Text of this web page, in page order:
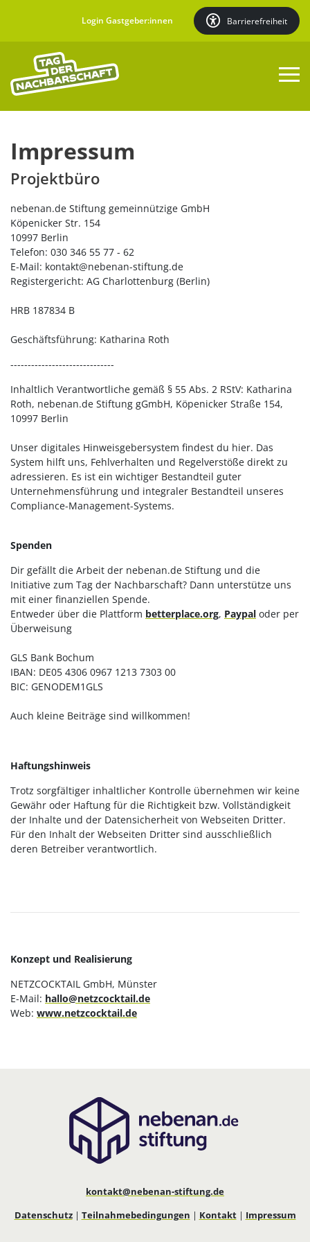
Login Gastgeber:innen Barrierefreiheit
Impressum
Projektbüro
nebenan.de Stiftung gemeinnützige GmbH
Köpenicker Str. 154
10997 Berlin
Telefon: 030 346 55 77 - 62
E-Mail: kontakt@nebenan-stiftung.de
Registergericht: AG Charlottenburg (Berlin)
HRB 187834 B
Geschäftsführung: Katharina Roth
------------------------------
Inhaltlich Verantwortliche gemäß § 55 Abs. 2 RStV: Katharina
Roth, nebenan.de Stiftung gGmbH, Köpenicker Straße 154,
10997 Berlin
Unser digitales Hinweisgebersystem findest du hier. Das
System hilft uns, Fehlverhalten und Regelverstöße direkt zu
adressieren. Es ist ein wichtiger Bestandteil guter
Unternehmensführung und integraler Bestandteil unseres
Compliance-Management-Systems.
Spenden
Dir gefällt die Arbeit der nebenan.de Stiftung und die
Initiative zum Tag der Nachbarschaft? Dann unterstütze uns
mit einer finanziellen Spende.
Entweder über die Plattform betterplace.org, Paypal oder per
Überweisung
GLS Bank Bochum
IBAN: DE05 4306 0967 1213 7303 00
BIC: GENODEM1GLS
Auch kleine Beiträge sind willkommen!
Haftungshinweis
Trotz sorgfältiger inhaltlicher Kontrolle übernehmen wir keine
Gewähr oder Haftung für die Richtigkeit bzw. Vollständigkeit
der Inhalte und der Datensicherheit von Webseiten Dritter.
Für den Inhalt der Webseiten Dritter sind ausschließlich
deren Betreiber verantwortlich.
Konzept und Realisierung
NETZCOCKTAIL GmbH, Münster
E-Mail: hallo@netzcocktail.de
Web: www.netzcocktail.de
kontakt@nebenan-stiftung.de
Datenschutz| Teilnahmebedingungen | Kontakt| Impressum
Aktionen finden
Über den Tag
Mehr
Vielfalt in der Nachbarschaft
Downloads
Über uns
Newsletter abonnieren